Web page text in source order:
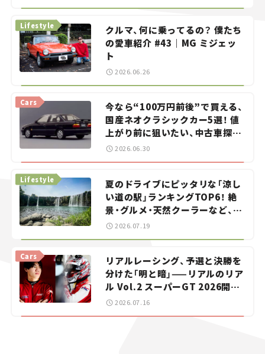
クルマ、何に乗ってるの？ 僕たち
の愛車紹介 #43｜MG ミジェッ
ト
Lifestyle
2026.06.26
今なら“100万円前後”で買える、
国産ネオクラシックカー5選！ 値
上がり前に狙いたい、中古車探し
をお手伝い――ちょっとイケてるマ
Cars
2026.06.30
夏のドライブにピッタリな「涼し
い道の駅」ランキングTOP6！ 絶
景・グルメ・天然クーラーなど、避
暑におすすめのスポットを紹介
Lifestyle
2026.07.19
リアルレーシング、予選と決勝を
分けた「明と暗」——リアルのリア
ル Vol.2 スーパーGT 2026開幕
戦 岡山国際サーキット
Cars
2026.07.16